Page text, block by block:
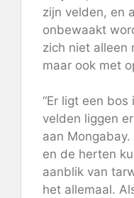
zijn velden, en
onbewaakt
zich niet alleen
maar ook met
“Er ligt een
velden liggen
aan
en de herten
aanblik van
het allemaal.